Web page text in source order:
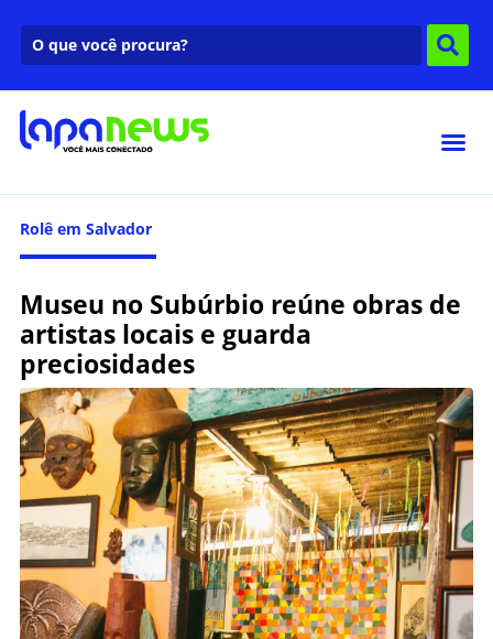
Rolê em Salvador
Museu no Subúrbio reúne obras de
artistas locais e guarda
preciosidades